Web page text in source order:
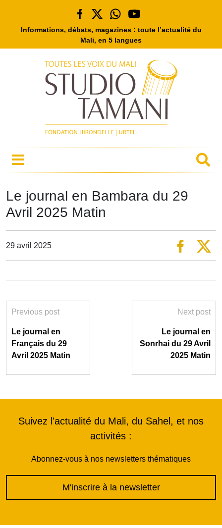
Informations, débats, magazines : toute l’actualité du
Mali, en 5 langues
Le journal en Bambara du 29
Avril 2025 Matin
29 avril 2025
Previous post
Le journal en
Français du 29
Avril 2025 Matin
Next post
Le journal en
Sonrhai du 29 Avril
2025 Matin
Suivez l'actualité du Mali, du Sahel, et nos
activités :
Abonnez-vous à nos newsletters thématiques
M'inscrire à la newsletter